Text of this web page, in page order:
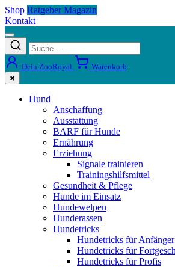
Shop Ratgeber Magazin
Kontakt
Dein ZooRoyal Warenkorb
✖
Hund
Anschaffung
Ausstattung
BARF für Hunde
Ernährung
Erziehung
Signale trainieren
Trainingshilfsmittel
Gesundheit & Pflege
Hunde im Einsatz
Hundewelpen
Hunderassen
Hundetricks
Hundetricks für Anfänger
Hundetricks für
Hundetricks für Profis